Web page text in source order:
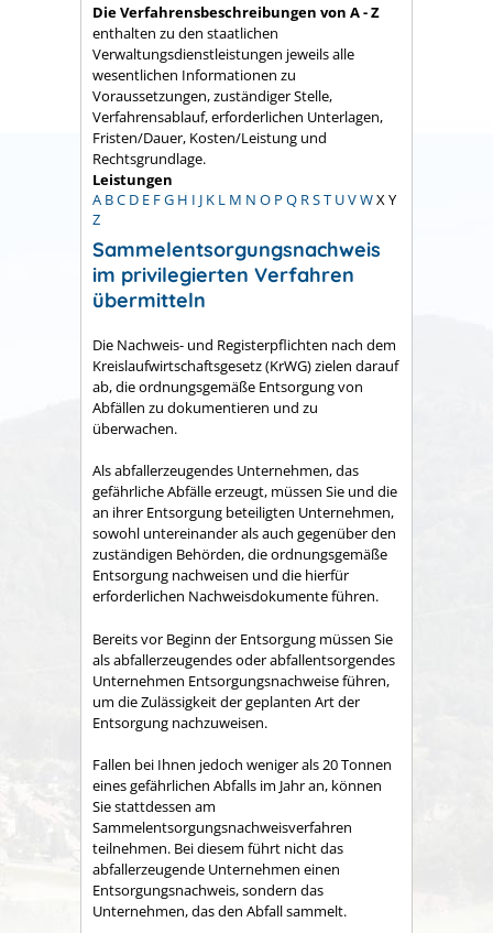
Die Verfahrensbeschreibungen von A - Z
enthalten zu den staatlichen
Verwaltungsdienstleistungen jeweils alle
wesentlichen Informationen zu
Voraussetzungen, zuständiger Stelle,
Verfahrensablauf, erforderlichen Unterlagen,
Fristen/Dauer, Kosten/Leistung und
Rechtsgrundlage.
Leistungen
A BC D E FG H I J K L M N O P Q RST UVWX Y
Z
Sammelentsorgungsnachweis
im privilegierten Verfahren
übermitteln
Die Nachweis- und Registerpflichten nach dem
Kreislaufwirtschaftsgesetz (KrWG) zielen darauf
ab, die ordnungsgemäße Entsorgung von
Abfällen zu dokumentieren und zu
überwachen.
Als abfallerzeugendes Unternehmen, das
gefährliche Abfälle erzeugt, müssen Sie und die
an ihrer Entsorgung beteiligten Unternehmen,
sowohl untereinander als auch gegenüber den
zuständigen Behörden, die ordnungsgemäße
Entsorgung nachweisen und die hierfür
erforderlichen Nachweisdokumente führen.
Bereits vor Beginn der Entsorgung müssen Sie
als abfallerzeugendes oder abfallentsorgendes
Unternehmen Entsorgungsnachweise führen,
um die Zulässigkeit der geplanten Art der
Entsorgung nachzuweisen.
Fallen bei Ihnen jedoch weniger als 20 Tonnen
eines gefährlichen Abfalls im Jahr an, können
Sie stattdessen am
Sammelentsorgungsnachweisverfahren
teilnehmen. Bei diesem führt nicht das
abfallerzeugende Unternehmen einen
Entsorgungsnachweis, sondern das
Unternehmen, das den Abfall sammelt.